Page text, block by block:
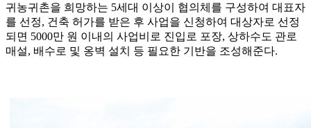
귀농귀촌을 희망하는 5세대 이상이 협의체를 구성하여 대표자
를 선정, 건축 허가를 받은 후 사업을 신청하여 대상자로 선정
되면 5000만 원 이내의 사업비로 진입로 포장, 상하수도 관로
매설, 배수로 및 옹벽 설치 등 필요한 기반을 조성해준다.